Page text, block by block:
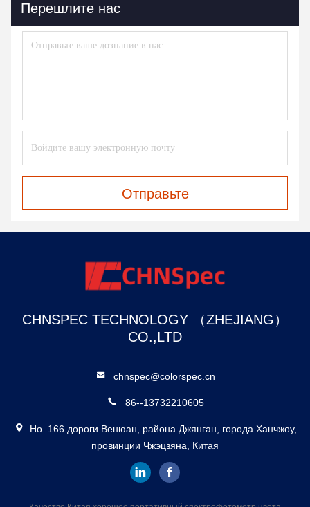
Перешлите нас
Отправьте
CHNSPEC TECHNOLOGY （ZHEJIANG）
CO.,LTD
chnspec@colorspec.cn
86--13732210605
Но. 166 дороги Венюан, района Джянган, города Ханчжоу,
провинции Чжэцзяна, Китая